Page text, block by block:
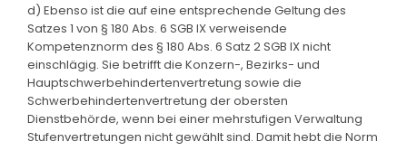
d) Ebenso ist die auf eine entsprechende Geltung des
Satzes 1 von § 180 Abs. 6 SGB IX verweisende
Kompetenznorm des § 180 Abs. 6 Satz 2 SGB IX nicht
einschlägig. Sie betrifft die Konzern-, Bezirks- und
Hauptschwerbehindertenvertretung sowie die
Schwerbehindertenvertretung der obersten
Dienstbehörde, wenn bei einer mehrstufigen Verwaltung
Stufenvertretungen nicht gewählt sind. Damit hebt die Norm